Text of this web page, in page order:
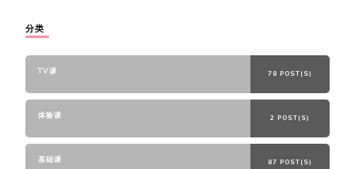
分类
TV课 78 POST(S)
体验课 2 POST(S)
基础课 87 POST(S)